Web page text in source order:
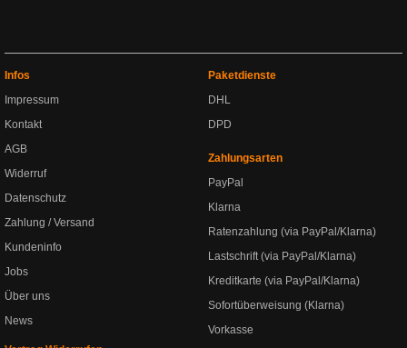
Infos
Impressum
Kontakt
AGB
Widerruf
Datenschutz
Zahlung / Versand
Kundeninfo
Jobs
Über uns
News
Paketdienste
DHL
DPD
Zahlungsarten
PayPal
Klarna
Ratenzahlung (via PayPal/Klarna)
Lastschrift (via PayPal/Klarna)
Kreditkarte (via PayPal/Klarna)
Sofortüberweisung (Klarna)
Vorkasse